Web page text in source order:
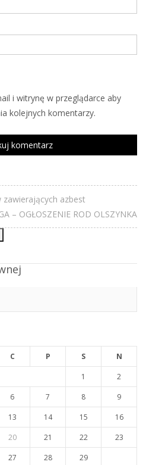
i witrynę w przeglądarce aby
kolejnych komentarzy.
azbest
– OGŁOSZENIE ROD OLSZYNKA
C P S
N
1
2
6 7 8
9
13 14 15
16
20 21 22
23
27 28 29